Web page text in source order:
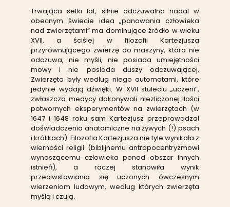
Trwająca setki lat, silnie odczuwalna nadal w
obecnym świecie idea „panowania człowieka
nad zwierzętami” ma dominujące źródło w wieku
XVII, a ściślej w filozofii Kartezjusza
przyrównującego zwierzę do maszyny, która nie
odczuwa, nie myśli, nie posiada umiejętności
mowy i nie posiada duszy odczuwającej.
Zwierzęta były według niego automatami, które
jedynie wydają dźwięki. W XVII stuleciu „uczeni”,
zwłaszcza medycy dokonywali niezliczonej ilości
potwornych eksperymentów na zwierzętach (w
1647 i 1648 roku sam Kartezjusz przeprowadzał
doświadczenia anatomiczne na żywych (!) psach
i królikach). Filozofia Kartezjusza nie tyle wynikała z
wierności religii (biblijnemu antropocentryzmowi
wynoszącemu człowieka ponad obszar innych
istnień), a raczej stanowiła wynik
przeciwstawiania się uczonych ówczesnym
wierzeniom ludowym, według których zwierzęta
myślą i czują.